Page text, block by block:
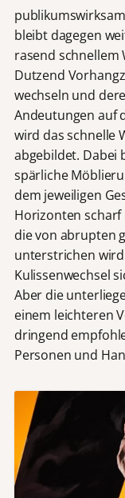
bleibt dagegen
rasend schnellem
Dutzend
wechseln und
Andeutungen auf
wird das schnelle
abgebildet. Dabei
spärliche
dem jeweiligen
Horizonten
die von abrupten
unterstrichen
Kulissenwechsel
Aber die
einem leichteren
dringend
Personen und